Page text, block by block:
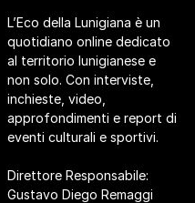
L’Eco della Lunigiana è un
quotidiano online dedicato
al territorio lunigianese e
non solo. Con interviste,
inchieste, video,
approfondimenti e report di
eventi culturali e sportivi.
Direttore Responsabile:
Gustavo Diego Remaggi